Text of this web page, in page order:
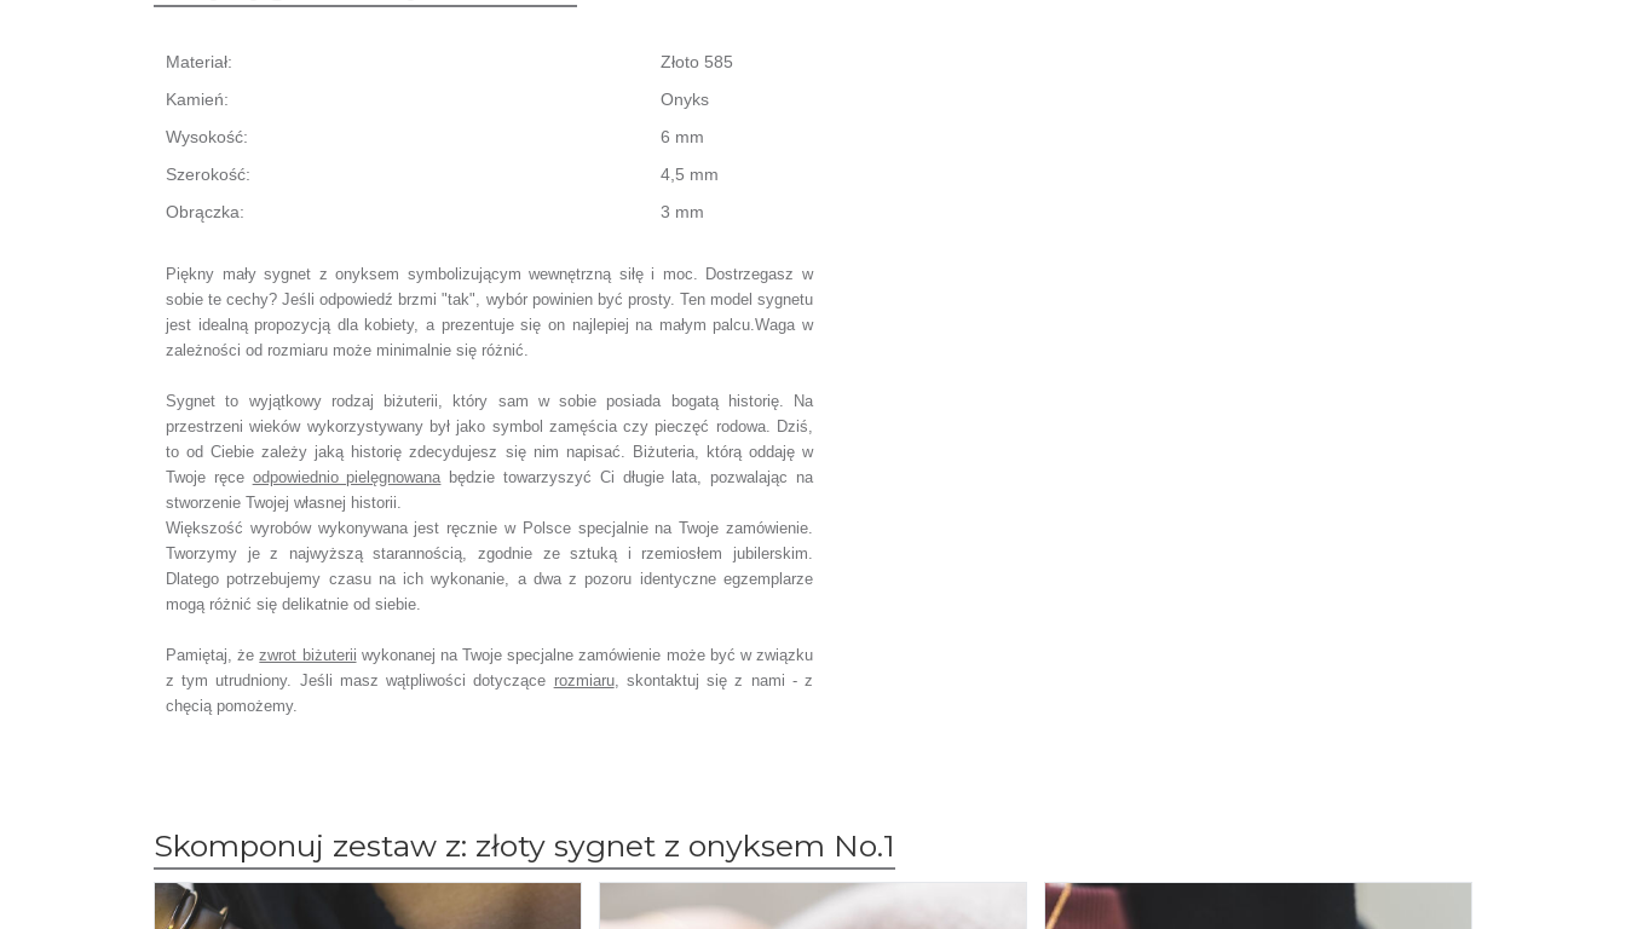
Materiał:
Złoto 585
Kamień:
Onyks
Wysokość:
6 mm
Szerokość:
4,5 mm
Obrączka:
3 mm
Piękny mały sygnet z onyksem symbolizującym wewnętrzną siłę i moc. Dostrzegasz w
sobie te cechy? Jeśli odpowiedź brzmi "tak", wybór powinien być prosty. Ten model sygnetu
jest idealną propozycją dla kobiety, a prezentuje się on najlepiej na małym palcu.Waga w
zależności od rozmiaru może minimalnie się różnić.
Sygnet to wyjątkowy rodzaj biżuterii, który sam w sobie posiada bogatą historię.
Na
przestrzeni wieków wykorzystywany był jako symbol zamęścia czy pieczęć rodowa. Dziś,
to od Ciebie zależy jaką historię zdecydujesz się nim napisać. Biżuteria, którą oddaję w
Twoje ręce odpowiednio pielęgnowana będzie towarzyszyć Ci długie lata, pozwalając na
stworzenie Twojej własnej historii.
Większość wyrobów wykonywana jest ręcznie w Polsce specjalnie na Twoje zamówienie.
Tworzymy je z najwyższą starannością, zgodnie ze sztuką i rzemiosłem jubilerskim.
Dlatego potrzebujemy czasu na ich wykonanie, a dwa z pozoru identyczne egzemplarze
mogą różnić się delikatnie od siebie.
Pamiętaj, żezwrot biżuterii wykonanej na Twoje specjalne zamówienie może być w związku
z tym utrudniony. Jeśli masz wątpliwości dotyczące rozmiaru, skontaktuj się z nami - z
chęcią pomożemy.
Skomponuj zestaw z: złoty sygnet z onyksem No.1